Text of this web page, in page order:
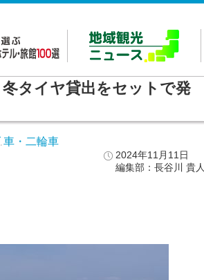
タイヤ貸出をセットで発
,車・二輪車
2024年11月11日
編集部：長谷川 貴人